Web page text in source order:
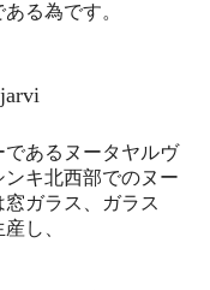
る為です。
あるヌータヤルヴ
ンキ北西部でのヌー
ガラス、ガラス
し、